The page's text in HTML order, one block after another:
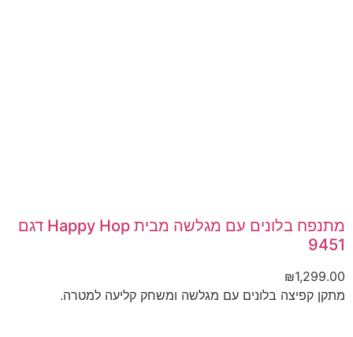
מתנפח בלונים עם מגלשה מבית Happy Hop דגם
9451
₪1,299.00
מתקן קפיצה בלונים עם מגלשה ומשחק קליעה למטרה.